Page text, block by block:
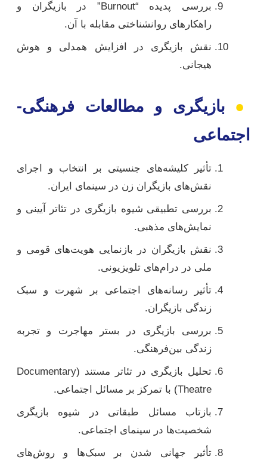
بررسی پدیده “Burnout” در بازیگران و
راهکارهای روانشناختی مقابله با آن.
نقش بازیگری در افزایش همدلی و هوش
هیجانی.
●
بازیگری و مطالعات فرهنگی-
اجتماعی
تأثیر کلیشه‌های جنسیتی بر انتخاب و اجرای
نقش‌های بازیگران زن در سینمای ایران.
بررسی تطبیقی شیوه بازیگری در تئاتر آیینی و
نمایش‌های مذهبی.
نقش بازیگران در بازنمایی هویت‌های قومی و
ملی در درام‌های تلویزیونی.
تأثیر رسانه‌های اجتماعی بر شهرت و سبک
زندگی بازیگران.
بررسی بازیگری در بستر مهاجرت و تجربه
زندگی بین‌فرهنگی.
تحلیل بازیگری در تئاتر مستند (Documentary
Theatre) با تمرکز بر مسائل اجتماعی.
بازتاب مسائل طبقاتی در شیوه بازیگری
شخصیت‌ها در سینمای اجتماعی.
تأثیر جهانی شدن بر سبک‌ها و روش‌های